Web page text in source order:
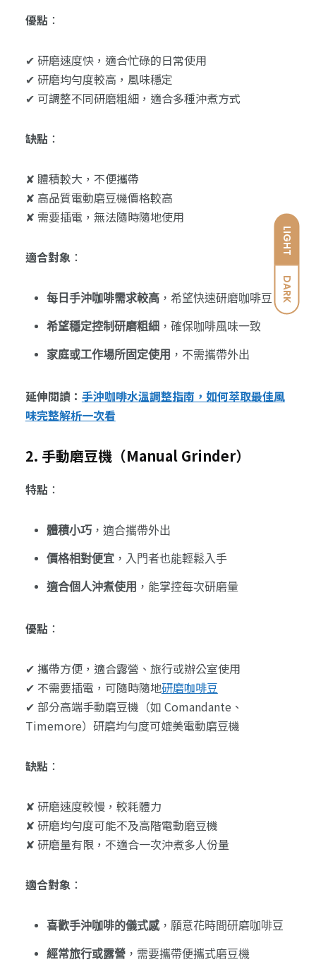
LIGHT
DARK
優點 ：
✔ 研磨速度快，適合忙碌的日常使用
✔ 研磨均勻度較高，風味穩定
✔ 可調整不同研磨粗細，適合多種沖煮方式
缺點 ：
✘ 體積較大，不便攜帶
✘ 高品質電動磨豆機價格較高
✘ 需要插電，無法隨時隨地使用
適合對象：
每日手沖咖啡需求較高，希望快速研磨咖啡豆
希望穩定控制研磨粗細 ，確保咖啡風味一致
家庭或工作場所固定使用 ，不需攜帶外出
延伸閱讀： 手沖咖啡水溫調整指南，如何萃取最佳風
味完整解析一次看
2. 手動磨豆機（Manual Grinder）
特點 ：
體積小巧，適合攜帶外出
價格相對便宜，入門者也能輕鬆入手
適合個人沖煮使用 ，能掌控每次研磨量
優點 ：
✔ 攜帶方便，適合露營、旅行或辦公室使用
✔ 不需要插電，可隨時隨地研磨咖啡豆
✔ 部分高端手動磨豆機（如 Comandante、
Timemore）研磨均勻度可媲美電動磨豆機
缺點 ：
✘ 研磨速度較慢，較耗體力
✘ 研磨均勻度可能不及高階電動磨豆機
✘ 研磨量有限，不適合一次沖煮多人份量
適合對象：
喜歡手沖咖啡的儀式感，願意花時間研磨咖啡豆
經常旅行或露營，需要攜帶便攜式磨豆機